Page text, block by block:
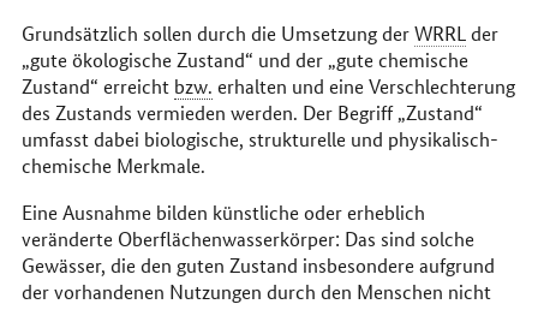
Grundsätzlich sollen durch die Umsetzung derWRRL der
„gute ökologische Zustand“ und der „gute chemische
Zustand“ erreicht bzw. erhalten und eine Verschlechterung
des Zustands vermieden werden. Der Begriff „Zustand“
umfasst dabei biologische, strukturelle und physikalisch-
chemische Merkmale.
Eine Ausnahme bilden künstliche oder erheblich
veränderte Oberflächenwasserkörper: Das sind solche
Gewässer, die den guten Zustand insbesondere aufgrund
der vorhandenen Nutzungen durch den Menschen nicht